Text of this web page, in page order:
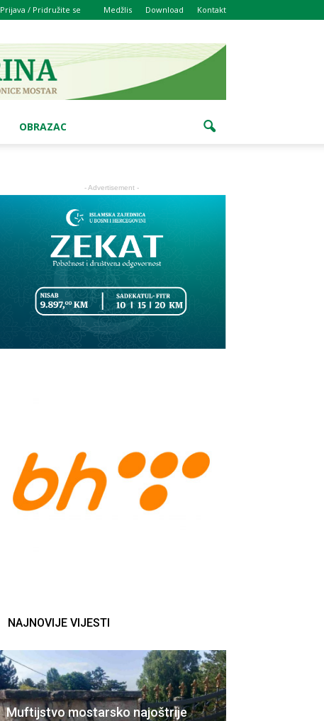
Prijava / Pridružite se Medžlis Download Kontakt
OBRAZAC
- Advertisement -
NAJNOVIJE VIJESTI
Muftijstvo mostarsko najoštrije